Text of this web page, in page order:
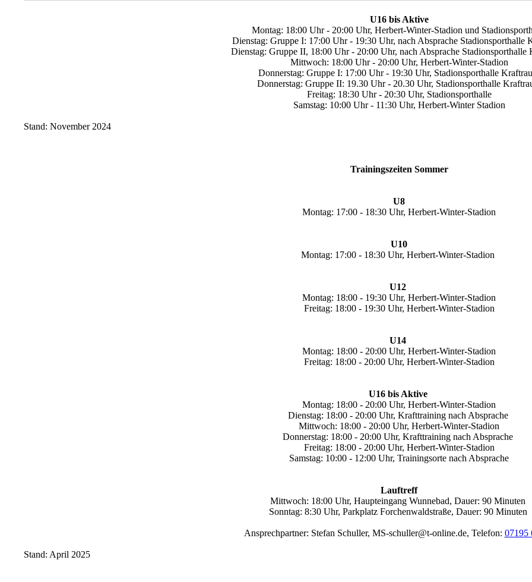
U16 bis Aktive
Montag: 18:00 Uhr - 20:00 Uhr, Herbert-Winter-Stadion und
Dienstag: Gruppe I: 17:00 Uhr - 19:30 Uhr, nach Absprache Stadionsporthalle
Dienstag: Gruppe II, 18:00 Uhr - 20:00 Uhr, nach Absprache Stadionsporthalle
Mittwoch: 18:00 Uhr - 20:00 Uhr, Herbert-Winter-Stadion
Donnerstag: Gruppe I: 17:00 Uhr - 19:30 Uhr, Stadionsporthalle
Donnerstag: Gruppe II: 19.30 Uhr - 20.30 Uhr, Stadionsporthalle
Freitag: 18:30 Uhr - 20:30 Uhr, Stadionsporthalle
Samstag: 10:00 Uhr - 11:30 Uhr, Herbert-Winter Stadion
Stand: November 2024
Trainingszeiten Sommer
U8
Montag: 17:00 - 18:30 Uhr, Herbert-Winter-Stadion
U10
Montag: 17:00 - 18:30 Uhr, Herbert-Winter-Stadion
U12
Montag: 18:00 - 19:30 Uhr, Herbert-Winter-Stadion
Freitag: 18:00 - 19:30 Uhr, Herbert-Winter-Stadion
U14
Montag: 18:00 - 20:00 Uhr, Herbert-Winter-Stadion
Freitag: 18:00 - 20:00 Uhr, Herbert-Winter-Stadion
U16 bis Aktive
Montag: 18:00 - 20:00 Uhr, Herbert-Winter-Stadion
Dienstag: 18:00 - 20:00 Uhr, Krafttraining nach Absprache
Mittwoch: 18:00 - 20:00 Uhr, Herbert-Winter-Stadion
Donnerstag: 18:00 - 20:00 Uhr, Krafttraining nach Absprache
Freitag: 18:00 - 20:00 Uhr, Herbert-Winter-Stadion
Samstag: 10:00 - 12:00 Uhr, Trainingsorte nach Absprache
Lauftreff
Mittwoch: 18:00 Uhr, Haupteingang Wunnebad, Dauer: 90 Minuten
Sonntag: 8:30 Uhr, Parkplatz Forchenwaldstraße, Dauer: 90 Minuten
Ansprechpartner: Stefan Schuller, MS-schuller@t-online.de, Telefon: 07195
Stand: April 2025